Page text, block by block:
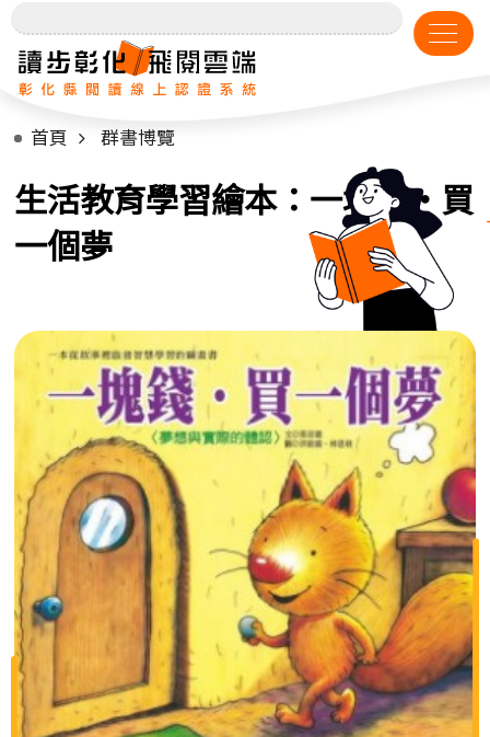
首頁 群書博覽
生活教育學習繪本：一塊錢‧買
一個夢